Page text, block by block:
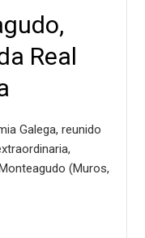
Real
Galega, reunido
(Muros,